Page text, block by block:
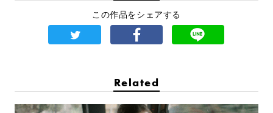
この作品をシェアする
Related